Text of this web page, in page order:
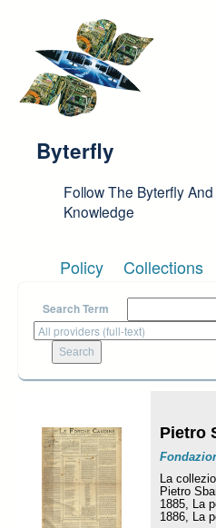
Byterfly
Follow The Byterfly
Knowledge
Policy Collections
Search Term
Pietro
La
Pietro
1885, La
1886, La